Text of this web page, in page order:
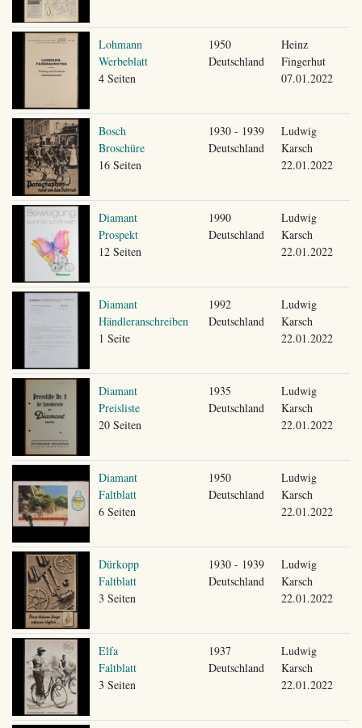
Lohmann
Werbeblatt
4 Seiten
1950
Deutschland
Heinz
Fingerhut
07.01.2022
Bosch
Broschüre
16 Seiten
1930 - 1939
Deutschland
Ludwig
Karsch
22.01.2022
Diamant
Prospekt
12 Seiten
1990
Deutschland
Ludwig
Karsch
22.01.2022
Diamant
Händleranschreiben
1 Seite
1992
Deutschland
Ludwig
Karsch
22.01.2022
Diamant
Preisliste
20 Seiten
1935
Deutschland
Ludwig
Karsch
22.01.2022
Diamant
Faltblatt
6 Seiten
1950
Deutschland
Ludwig
Karsch
22.01.2022
Dürkopp
Faltblatt
3 Seiten
1930 - 1939
Deutschland
Ludwig
Karsch
22.01.2022
Elfa
Faltblatt
3 Seiten
1937
Deutschland
Ludwig
Karsch
22.01.2022